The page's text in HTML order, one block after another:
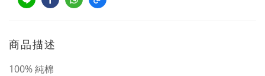
商品描述
100% 純棉